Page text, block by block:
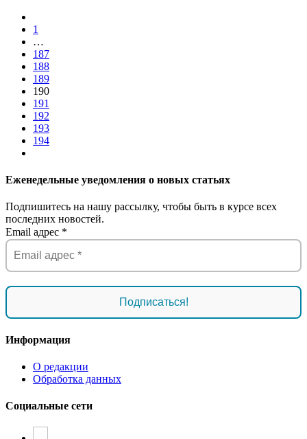
1
…
187
188
189
190
191
192
193
194
Еженедельные уведомления о новых статьях
Подпишитесь на нашу рассылку, чтобы быть в курсе всех
последних новостей.
Email адрес *
Информация
О редакции
Обработка данных
Социальные сети